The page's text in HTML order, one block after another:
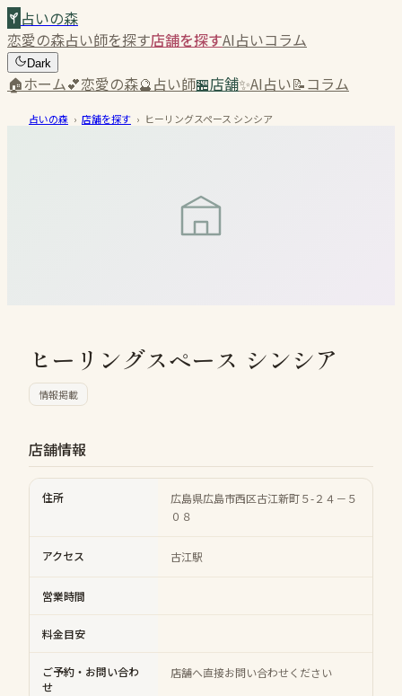
占いの森
恋愛の森占い師を探す店舗を探すAI占いコラム
Dark
🏠ホーム💕恋愛の森🔮占い師🏪店舗✨AI占い📝コラム
占いの森 › 店舗を探す › ヒーリングスペース シンシア
ヒーリングスペース シンシア
情報掲載
店舗情報
住所
広島県広島市西区古江新町５-２４－５
０８
アクセス 古江駅
営業時間
料金目安
ご予約・お問い合わ
せ
店舗へ直接お問い合わせください